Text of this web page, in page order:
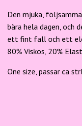
Den mjuka,
bära hela dagen, och
ett fint fall och ett
80% Viskos, 20%
One size, passar ca